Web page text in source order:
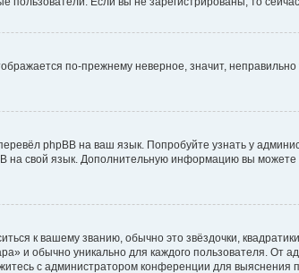
по-прежнему неверное, значит,
phpBB на ваш язык. Попробуйте узнать у
на свой язык. Дополнительную информацию вы
к вашему званию, обычно это звёздочки,
и обычно уникально для каждого пользователя. От
с администратором конференции для выяснения